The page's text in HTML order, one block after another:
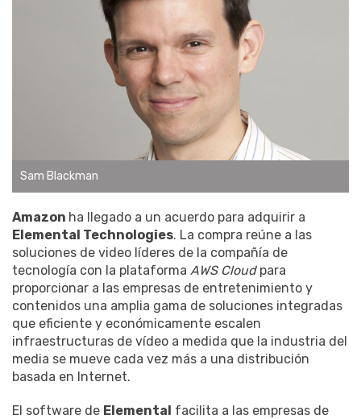
Sam Blackman
Amazon ha llegado a un acuerdo para adquirir a
Elemental Technologies. La compra reúne a las
soluciones de video líderes de la compañía de
tecnología con la plataforma AWS Cloudpara
proporcionar a las empresas de entretenimiento y
contenidos una amplia gama de soluciones integradas
que eficiente y económicamente escalen
infraestructuras de vídeo a medida que la industria del
media se mueve cada vez más a una distribución
basada en Internet.
El software de Elemental facilita a las empresas de